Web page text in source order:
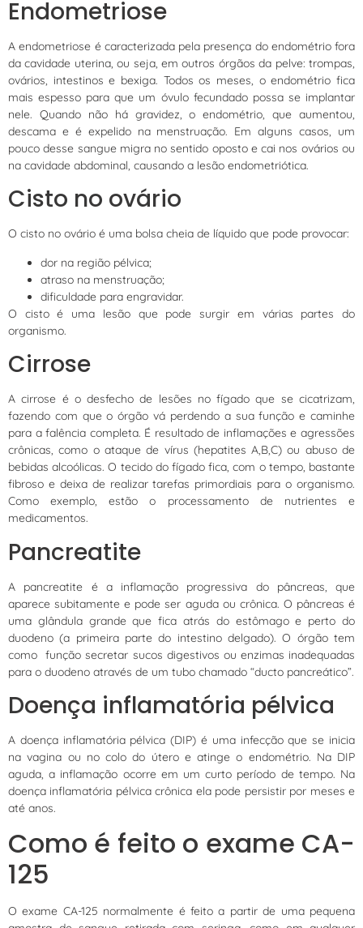
Endometriose
A endometriose é caracterizada pela presença do endométrio fora
da cavidade uterina, ou seja, em outros órgãos da pelve: trompas,
ovários, intestinos e bexiga. Todos os meses, o endométrio fica
mais espesso para que um óvulo fecundado possa se implantar
nele. Quando não há gravidez, o endométrio, que aumentou,
descama e é expelido na menstruação. Em alguns casos, um
pouco desse sangue migra no sentido oposto e cai nos ovários ou
na cavidade abdominal, causando a lesão endometriótica.
Cisto no ovário
O cisto no ovário é uma bolsa cheia de líquido que pode provocar:
dor na região pélvica;
atraso na menstruação;
dificuldade para engravidar.
O cisto é uma lesão que pode surgir em várias partes do
organismo.
Cirrose
A cirrose é o desfecho de lesões no fígado que se cicatrizam,
fazendo com que o órgão vá perdendo a sua função e caminhe
para a falência completa. É resultado de inflamações e agressões
crônicas, como o ataque de vírus (hepatites A,B,C) ou abuso de
bebidas alcoólicas. O tecido do fígado fica, com o tempo, bastante
fibroso e deixa de realizar tarefas primordiais para o organismo.
Como exemplo, estão o processamento de nutrientes e
medicamentos.
Pancreatite
A pancreatite é a inflamação progressiva do pâncreas, que
aparece subitamente e pode ser aguda ou crônica. O pâncreas é
uma glândula grande que fica atrás do estômago e perto do
duodeno (a primeira parte do intestino delgado). O órgão tem
como função secretar sucos digestivos ou enzimas inadequadas
para o duodeno através de um tubo chamado “ducto pancreático”.
Doença inflamatória pélvica
A doença inflamatória pélvica (DIP) é uma infecção que se inicia
na vagina ou no colo do útero e atinge o endométrio. Na DIP
aguda, a inflamação ocorre em um curto período de tempo. Na
doença inflamatória pélvica crônica ela pode persistir por meses e
até anos.
Como é feito o exame CA-
125
O exame CA-125 normalmente é feito a partir de uma pequena